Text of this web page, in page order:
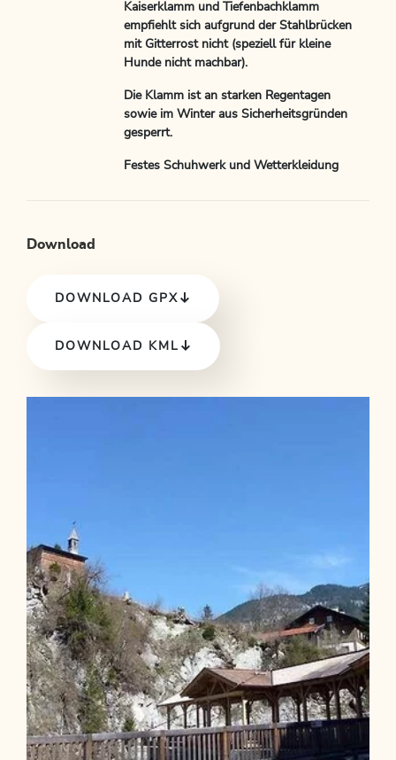
Kaiserklamm und Tiefenbachklamm
empfiehlt sich aufgrund der Stahlbrücken
mit Gitterrost nicht (speziell für kleine
Hunde nicht machbar).
Die Klamm ist an starken Regentagen
sowie im Winter aus Sicherheitsgründen
gesperrt.
Festes Schuhwerk und Wetterkleidung
Download
DOWNLOAD GPX
DOWNLOAD KML